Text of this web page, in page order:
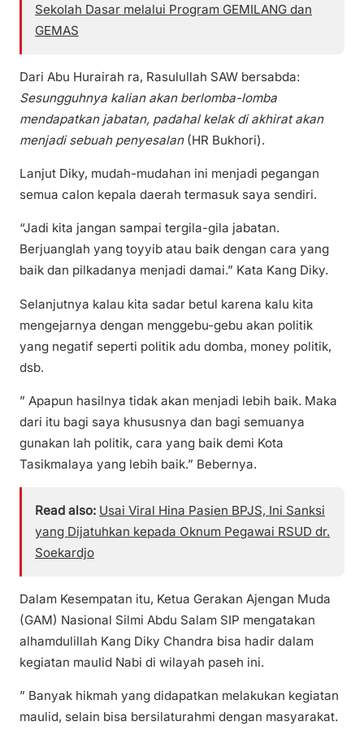
Sekolah Dasar melalui Program GEMILANG dan
GEMAS
Dari Abu Hurairah ra, Rasulullah SAW bersabda:
Sesungguhnya kalian akan berlomba-lomba
mendapatkan jabatan, padahal kelak di akhirat akan
menjadi sebuah penyesalan(HR Bukhori).
Lanjut Diky, mudah-mudahan ini menjadi pegangan
semua calon kepala daerah termasuk saya sendiri.
“Jadi kita jangan sampai tergila-gila jabatan.
Berjuanglah yang toyyib atau baik dengan cara yang
baik dan pilkadanya menjadi damai.” Kata Kang Diky.
Selanjutnya kalau kita sadar betul karena kalu kita
mengejarnya dengan menggebu-gebu akan politik
yang negatif seperti politik adu domba, money politik,
dsb.
” Apapun hasilnya tidak akan menjadi lebih baik. Maka
dari itu bagi saya khususnya dan bagi semuanya
gunakan lah politik, cara yang baik demi Kota
Tasikmalaya yang lebih baik.” Bebernya.
Read also: Usai Viral Hina Pasien BPJS, Ini Sanksi
yang Dijatuhkan kepada Oknum Pegawai RSUD dr.
Soekardjo
Dalam Kesempatan itu, Ketua Gerakan Ajengan Muda
(GAM) Nasional Silmi Abdu Salam SIP mengatakan
alhamdulillah Kang Diky Chandra bisa hadir dalam
kegiatan maulid Nabi di wilayah paseh ini.
” Banyak hikmah yang didapatkan melakukan kegiatan
maulid, selain bisa bersilaturahmi dengan masyarakat.